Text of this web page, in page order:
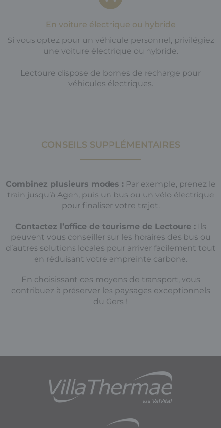
En voiture électrique ou hybride
Si vous optez pour un véhicule personnel, privilégiez
une voiture électrique ou hybride.
Lectoure dispose de bornes de recharge pour
véhicules électriques.
CONSEILS SUPPLÉMENTAIRES
Combinez plusieurs modes :Par exemple, prenez le
train jusqu’à Agen, puis un bus ou un vélo électrique
pour finaliser votre trajet.
Contactez l’office de tourisme de Lectoure :Ils
peuvent vous conseiller sur les horaires des bus ou
d’autres solutions locales pour arriver facilement tout
en réduisant votre empreinte carbone.
En choisissant ces moyens de transport, vous
contribuez à préserver les paysages exceptionnels
du Gers !